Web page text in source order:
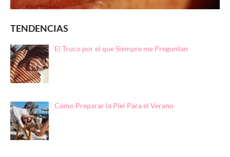
TENDENCIAS
El Truco por el que Siempre me Preguntan
Cómo Preparar la Piel Para el Verano